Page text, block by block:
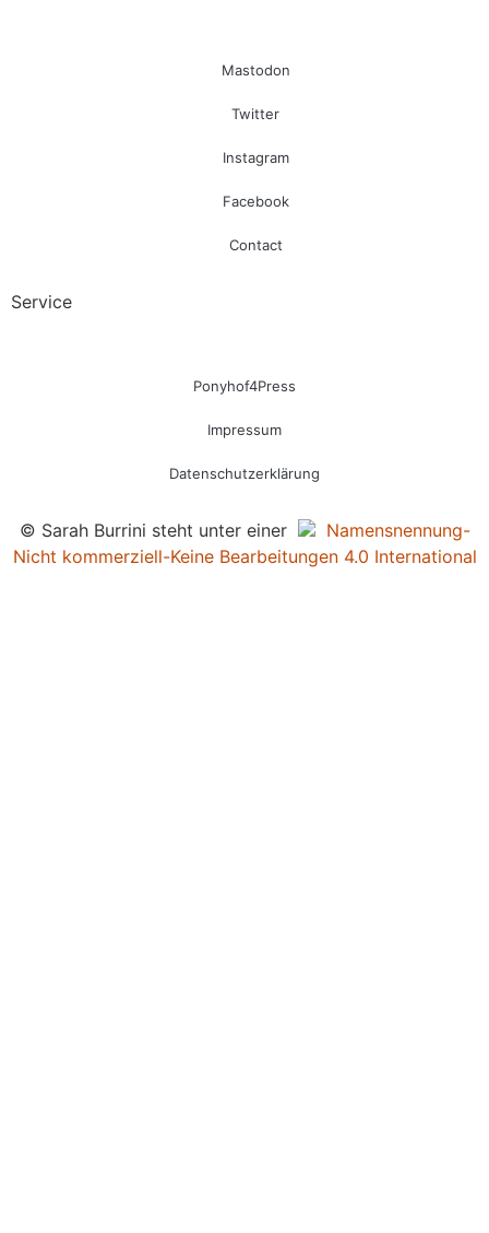
Mastodon
Twitter
Instagram
Facebook
Contact
Service
Ponyhof4Press
Impressum
Datenschutzerklärung
© Sarah Burrini steht unter einer
Namensnennung-
Nicht kommerziell-Keine Bearbeitungen 4.0 International